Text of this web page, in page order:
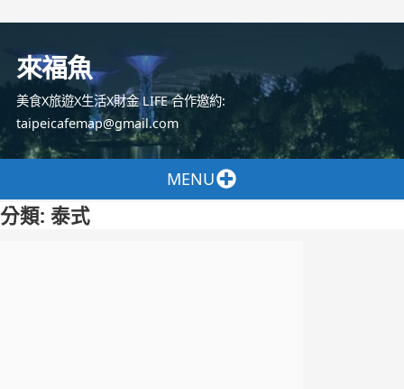
容
來福魚
美食X旅遊X生活X財金 LIFE 合作邀約:
taipeicafemap@gmail.com
MENU
分類: 泰式